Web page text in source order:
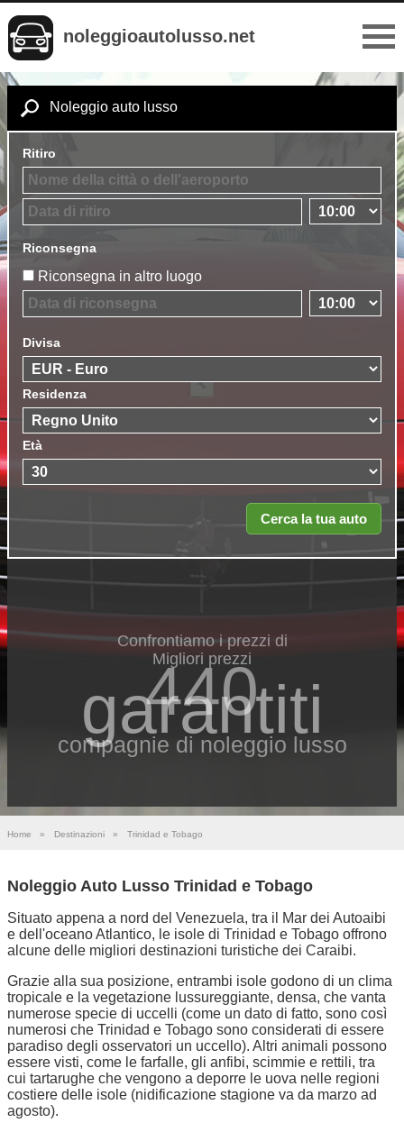
noleggioautolusso.net
Noleggio auto lusso
Ritiro
Riconsegna
Riconsegna in altro luogo
Divisa
Residenza
Età
Confrontiamo i prezzi di
440
compagnie di noleggio lusso
Migliori prezzi
garantiti
Home » Destinazioni » Trinidad e Tobago
Noleggio Auto Lusso Trinidad e Tobago
Situato appena a nord del Venezuela, tra il Mar dei Autoaibi
e dell'oceano Atlantico, le isole di Trinidad e Tobago offrono
alcune delle migliori destinazioni turistiche dei Caraibi.
Grazie alla sua posizione, entrambi isole godono di un clima
tropicale e la vegetazione lussureggiante, densa, che vanta
numerose specie di uccelli (come un dato di fatto, sono così
numerosi che Trinidad e Tobago sono considerati di essere
paradiso degli osservatori un uccello). Altri animali possono
essere visti, come le farfalle, gli anfibi, scimmie e rettili, tra
cui tartarughe che vengono a deporre le uova nelle regioni
costiere delle isole (nidificazione stagione va da marzo ad
agosto).